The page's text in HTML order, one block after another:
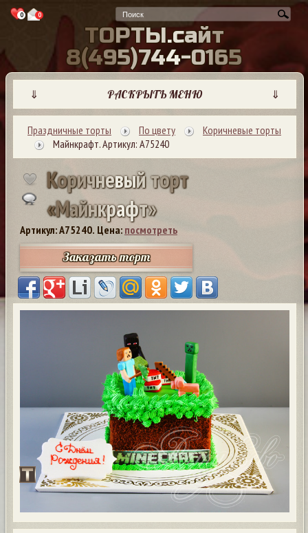
0 0
ТОРТЫ.сайт
8(495)744-0165
⇓ РАСКРЫТЬ МЕНЮ ⇓
Праздничные торты По цвету
Коричневые торты
Майнкрафт. Артикул: А75240
Коричневыйторт
«Майнкрафт»
Артикул: A75240. Цена: посмотреть
Заказать торт